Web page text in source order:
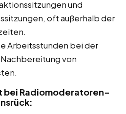
und
oft außerhalb der
Arbeitsstunden bei der
von
bei Radiomoderatoren-